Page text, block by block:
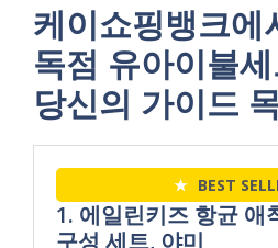
케이쇼핑뱅크에
독점 유아이불
당신의 가이드
★ BEST
1. 에일린키즈 항균 애
구성 세트, 야미